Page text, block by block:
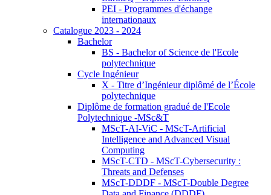
PEI - Programmes d'échange
internationaux
Catalogue 2023 - 2024
Bachelor
BS - Bachelor of Science de l'Ecole
polytechnique
Cycle Ingénieur
X - Titre d’Ingénieur diplômé de l’École
polytechnique
Diplôme de formation gradué de l'Ecole
Polytechnique -MSc&T
MScT-AI-ViC - MScT-Artificial
Intelligence and Advanced Visual
Computing
MScT-CTD - MScT-Cybersecurity :
Threats and Defenses
MScT-DDDF - MScT-Double Degree